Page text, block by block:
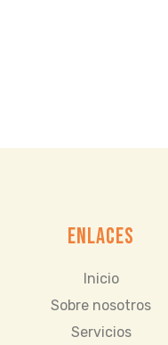
ENLACES
Inicio
Sobre nosotros
Servicios